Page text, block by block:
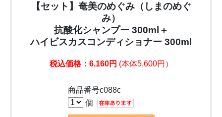
【セット】奄美のめぐみ（しまのめぐ
み）
抗酸化シャンプー 300ml＋
ハイビスカスコンディショナー 300ml
税込価格：6,160円 (本体5,600円）
商品番号c088c
個